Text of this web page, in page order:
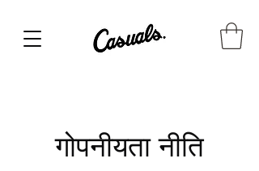
गोपनीयता नीति